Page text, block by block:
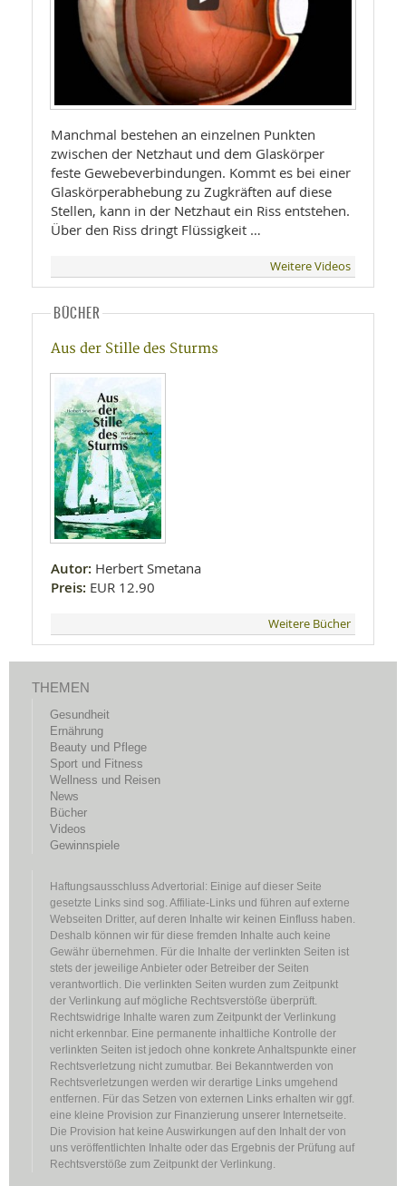
Manchmal bestehen an einzelnen Punkten
zwischen der Netzhaut und dem Glaskörper
feste Gewebeverbindungen. Kommt es bei einer
Glaskörperabhebung zu Zugkräften auf diese
Stellen, kann in der Netzhaut ein Riss entstehen.
Über den Riss dringt Flüssigkeit …
Weitere Videos
BÜCHER
Aus der Stille des Sturms
Autor: Herbert Smetana
Preis: EUR 12.90
Weitere Bücher
THEMEN
Gesundheit
Ernährung
Beauty und Pflege
Sport und Fitness
Wellness und Reisen
News
Bücher
Videos
Gewinnspiele
Haftungsausschluss Advertorial: Einige auf dieser Seite
gesetzte Links sind sog. Affiliate-Links und führen auf externe
Webseiten Dritter, auf deren Inhalte wir keinen Einfluss haben.
Deshalb können wir für diese fremden Inhalte auch keine
Gewähr übernehmen. Für die Inhalte der verlinkten Seiten ist
stets der jeweilige Anbieter oder Betreiber der Seiten
verantwortlich. Die verlinkten Seiten wurden zum Zeitpunkt
der Verlinkung auf mögliche Rechtsverstöße überprüft.
Rechtswidrige Inhalte waren zum Zeitpunkt der Verlinkung
nicht erkennbar. Eine permanente inhaltliche Kontrolle der
verlinkten Seiten ist jedoch ohne konkrete Anhaltspunkte einer
Rechtsverletzung nicht zumutbar. Bei Bekanntwerden von
Rechtsverletzungen werden wir derartige Links umgehend
entfernen. Für das Setzen von externen Links erhalten wir ggf.
eine kleine Provision zur Finanzierung unserer Internetseite.
Die Provision hat keine Auswirkungen auf den Inhalt der von
uns veröffentlichten Inhalte oder das Ergebnis der Prüfung auf
Rechtsverstöße zum Zeitpunkt der Verlinkung.